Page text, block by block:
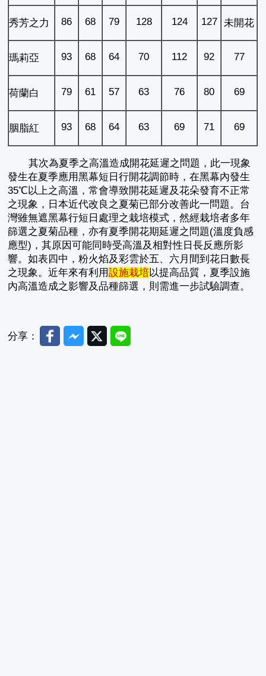
秀芳之力 86 68 79 128 124 127 未開花
瑪莉亞 93 68 64 70 112 92 77
荷蘭白 79 61 57 63 76 80 69
胭脂紅 93 68 64 63 69 71 69
其次為夏季之高溫造成開花延遲之問題，此一現象
發生在夏季應用黑幕短日行開花調節時，在黑幕內發生
35℃以上之高溫，常會導致開花延遲及花朵發育不正常
之現象，日本近代改良之夏菊已部分改善此一問題。台
灣雖無遮黑幕行短日處理之栽培模式，然經栽培者多年
篩選之夏菊品種，亦有夏季開花期延遲之問題(溫度負感
應型)，其原因可能同時受高溫及相對性日長反應所影
響。如表四中，粉火焰及彩雲於五、六月間到花日數長
之現象。近年來有利用設施栽培以提高品質，夏季設施
內高溫造成之影響及品種篩選，則需進一步試驗調查。
分享： FacebookMessenger
TwitterLine